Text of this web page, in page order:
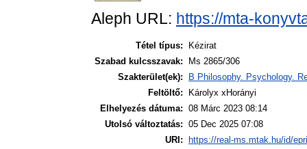
Aleph URL: https://mta-
Tétel típus:
Kézirat
Szabad kulcsszavak:
Ms 2865/306
Szakterület(ek):
B Philosophy. Psychology.
Feltöltő:
Károlyx xHorányi
Elhelyezés dátuma: 08 Márc 2023 08:14
Utolsó változtatás: 05 Dec 2025 07:08
URI:
https://real-ms.mtak.hu/id/